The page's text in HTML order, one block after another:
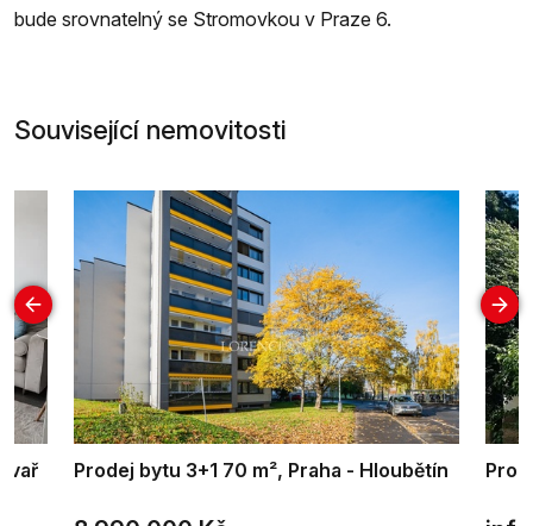
bude srovnatelný se Stromovkou v Praze 6.
Související nemovitosti
Prodej bytu 3+1 70 m², Praha - Hloubětín